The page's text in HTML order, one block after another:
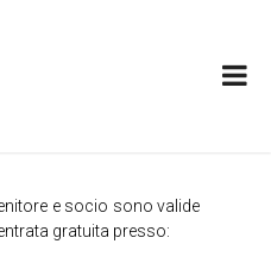
e socio sono valide
gratuita presso: